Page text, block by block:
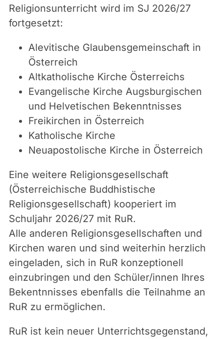
Religionsunterricht wird im SJ 2026/27
fortgesetzt:
Alevitische Glaubensgemeinschaft in
Österreich
Altkatholische Kirche Österreichs
Evangelische Kirche Augsburgischen
und Helvetischen Bekenntnisses
Freikirchen in Österreich
Katholische Kirche
Neuapostolische Kirche in Österreich
Eine weitere Religionsgesellschaft
(Österreichische Buddhistische
Religionsgesellschaft) kooperiert im
Schuljahr 2026/27 mit RuR.
Alle anderen Religionsgesellschaften und
Kirchen waren und sind weiterhin herzlich
eingeladen, sich in RuR konzeptionell
einzubringen und den Schüler/innen Ihres
Bekentnnisses ebenfalls die Teilnahme an
RuR zu ermöglichen.
RuR ist kein neuer Unterrichtsgegenstand,